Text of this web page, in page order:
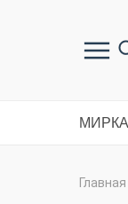
МИР
Главная